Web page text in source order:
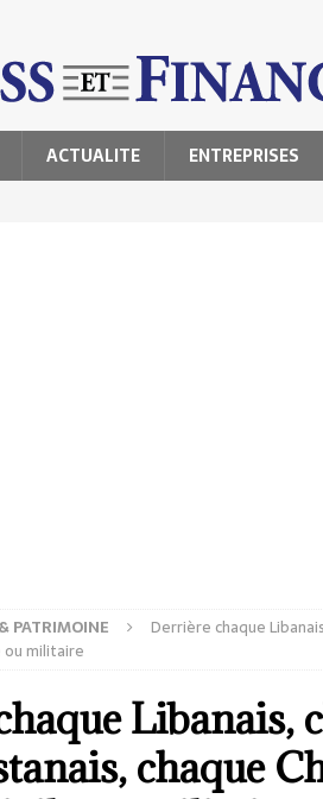
ACTUALITE ENTREPRISES
PATRIMOINE
Derrière chaque
ou militaire
Libanais,
chaque